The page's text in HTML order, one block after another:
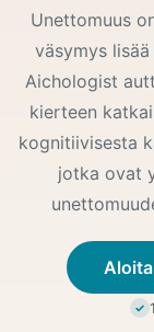
Unettomuus
väsymys
Aichologist
kierteen
kognitiivisesta
jotka ovat